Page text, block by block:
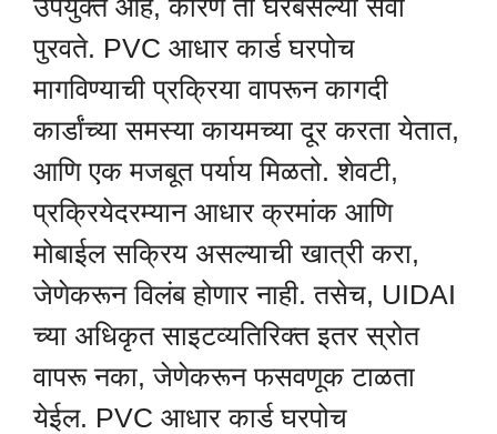
उपयुक्त आहे, कारण ती घरबसल्या सेवा
पुरवते. PVC आधार कार्ड घरपोच
मागविण्याची प्रक्रिया वापरून कागदी
कार्डांच्या समस्या कायमच्या दूर करता येतात,
आणि एक मजबूत पर्याय मिळतो. शेवटी,
प्रक्रियेदरम्यान आधार क्रमांक आणि
मोबाईल सक्रिय असल्याची खात्री करा,
जेणेकरून विलंब होणार नाही. तसेच, UIDAI
च्या अधिकृत साइटव्यतिरिक्त इतर स्रोत
वापरू नका, जेणेकरून फसवणूक टाळता
येईल. PVC आधार कार्ड घरपोच